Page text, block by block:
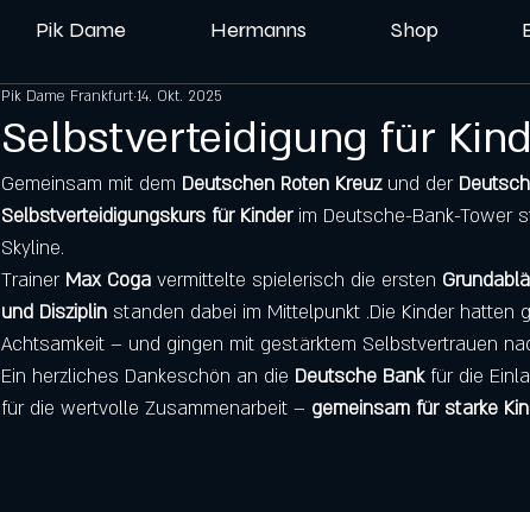
Pik Dame Hermanns Shop
Selbstverteidigung für
Pik Dame Frankfurt14. Okt. 2025
Gemeinsam mit dem Deutschen Roten Kreuz und der
Selbstverteidigungskurs für Kinder im Deutsche-Bank-Tower
Skyline.
Trainer Max Coga vermittelte spielerisch die ersten
und Disziplin standen dabei im Mittelpunkt .Die Kinder hatten
Achtsamkeit – und gingen mit gestärktem Selbstvertrauen
Ein herzliches Dankeschön an die Deutsche Bank für die
für die wertvolle Zusammenarbeit – gemeinsam für starke